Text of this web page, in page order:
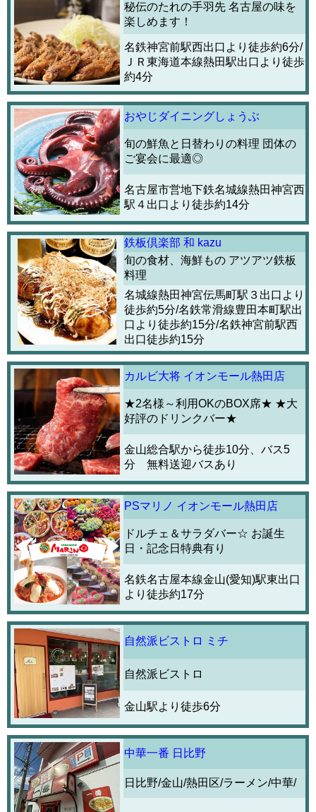
秘伝のたれの手羽先 名古屋の味を
楽しめます！
名鉄神宮前駅西出口より徒歩約6分/
ＪＲ東海道本線熱田駅出口より徒歩
約4分
おやじダイニングしょうぶ
旬の鮮魚と日替わりの料理 団体の
ご宴会に最適◎
名古屋市営地下鉄名城線熱田神宮西
駅４出口より徒歩約14分
鉄板倶楽部 和 kazu
旬の食材、海鮮もの アツアツ鉄板
料理
名城線熱田神宮伝馬町駅３出口より
徒歩約5分/名鉄常滑線豊田本町駅出
口より徒歩約15分/名鉄神宮前駅西
出口徒歩約15分
カルビ大将 イオンモール熱田店
★2名様～利用OKのBOX席★ ★大
好評のドリンクバー★
金山総合駅から徒歩10分、バス5
分 無料送迎バスあり
PSマリノ イオンモール熱田店
ドルチェ＆サラダバー☆ お誕生
日・記念日特典有り
名鉄名古屋本線金山(愛知)駅東出口
より徒歩約17分
自然派ビストロ ミチ
自然派ビストロ
金山駅より徒歩6分
中華一番 日比野
日比野/金山/熱田区/ラーメン/中華/